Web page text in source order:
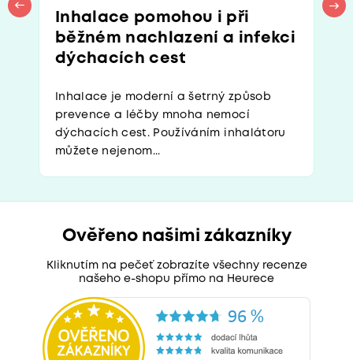
Inhalace pomohou i při
běžném nachlazení a infekci
dýchacích cest
Inhalace je moderní a šetrný způsob
prevence a léčby mnoha nemocí
dýchacích cest. Používáním inhalátoru
můžete nejenom...
Ověřeno našimi zákazníky
Kliknutím na pečeť zobrazíte všechny recenze
našeho e-shopu přímo na Heurece